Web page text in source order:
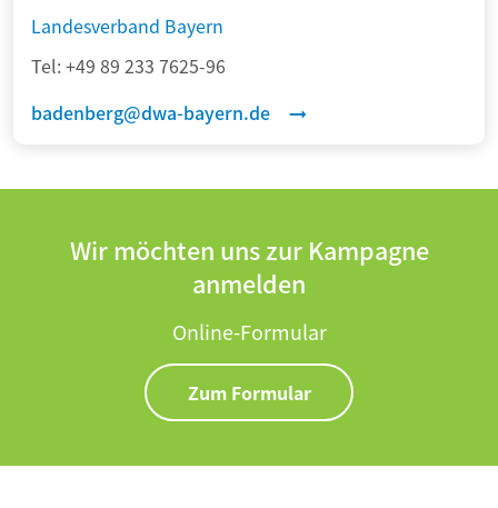
Landesverband Bayern
Tel: +49 89 233 7625-96
badenberg@dwa-bayern.de
Wir möchten uns zur Kampagne
anmelden
Online-Formular
Zum Formular